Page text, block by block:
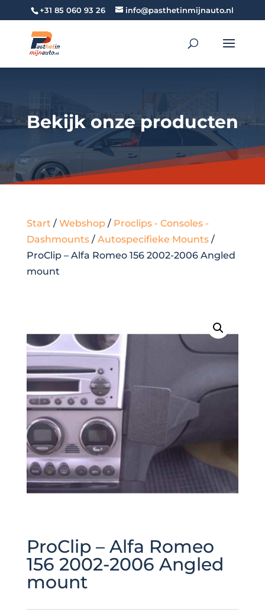
+31 85 060 93 26 info@pasthetinmijnauto.nl
Bekijk onze producten
Start / Webshop/ Proclips - Consoles -
Dashmounts/ Autospecifieke Mounts/
ProClip – Alfa Romeo 156 2002-2006 Angled
mount
ProClip – Alfa Romeo
156 2002-2006 Angled
mount